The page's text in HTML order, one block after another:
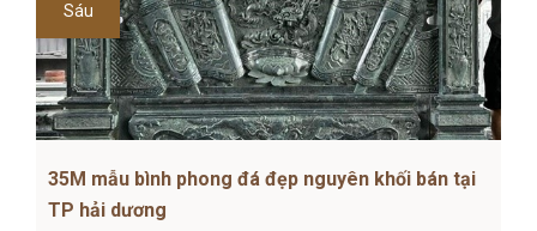
Sáu
35M mẫu bình phong đá đẹp nguyên khối bán tại
TP hải dương